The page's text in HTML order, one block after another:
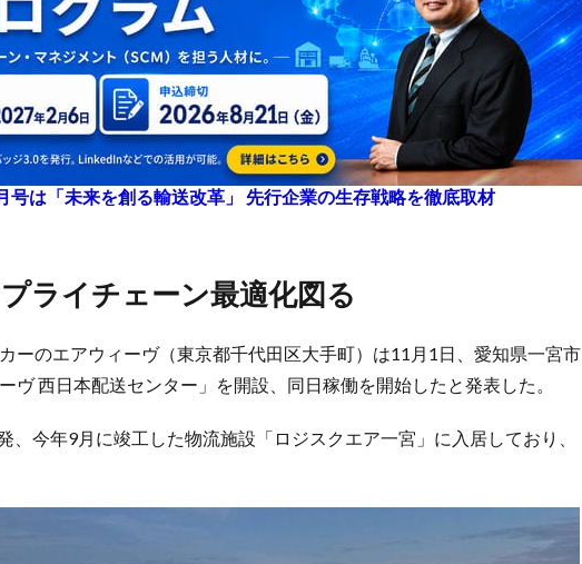
号は「未来を創る輸送改革」 先行企業の生存戦略を徹底取材
プライチェーン最適化図る
ーのエアウィーヴ（東京都千代田区大手町）は11月1日、愛知県一宮市
ヴ 西日本配送センター」を開設、同日稼働を開始したと発表した。
、今年9月に竣工した物流施設「ロジスクエア一宮」に入居しており、